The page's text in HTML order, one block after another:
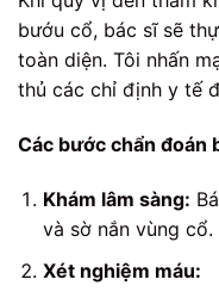
bướu cổ, bác sĩ sẽ
toàn diện. Tôi nhấn
thủ các chỉ định y tế
Các bước chẩn đoán
Khám lâm sàng:
và sờ nắn vùng cổ.
Xét nghiệm máu: